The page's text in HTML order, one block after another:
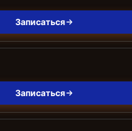
Записаться
Записаться